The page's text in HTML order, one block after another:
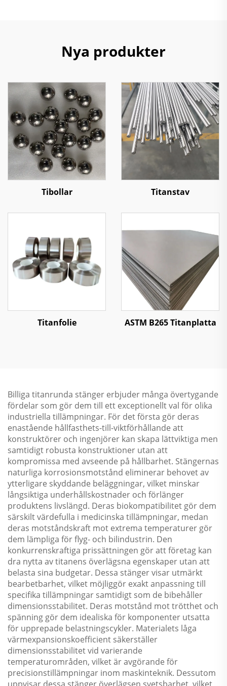
Nya produkter
Tibollar Titanstav
Titanfolie ASTM B265 Titanplatta
Billiga titanrunda stänger erbjuder många övertygande
fördelar som gör dem till ett exceptionellt val för olika
industriella tillämpningar. För det första gör deras
enastående hållfasthets-till-viktförhållande att
konstruktörer och ingenjörer kan skapa lättviktiga men
samtidigt robusta konstruktioner utan att
kompromissa med avseende på hållbarhet. Stängernas
naturliga korrosionsmotstånd eliminerar behovet av
ytterligare skyddande beläggningar, vilket minskar
långsiktiga underhållskostnader och förlänger
produktens livslängd. Deras biokompatibilitet gör dem
särskilt värdefulla i medicinska tillämpningar, medan
deras motståndskraft mot extrema temperaturer gör
dem lämpliga för flyg- och bilindustrin. Den
konkurrenskraftiga prissättningen gör att företag kan
dra nytta av titanens överlägsna egenskaper utan att
belasta sina budgetar. Dessa stänger visar utmärkt
bearbetbarhet, vilket möjliggör exakt anpassning till
specifika tillämpningar samtidigt som de bibehåller
dimensionsstabilitet. Deras motstånd mot trötthet och
spänning gör dem idealiska för komponenter utsatta
för upprepade belastningscykler. Materialets låga
värmexpansionskoefficient säkerställer
dimensionsstabilitet vid varierande
temperaturområden, vilket är avgörande för
precisionstillämpningar inom maskinteknik. Dessutom